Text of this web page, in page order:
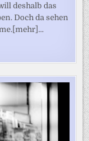
deshalb das
Doch da sehen